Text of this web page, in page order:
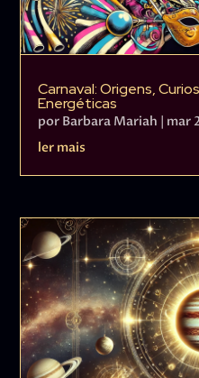
Carnaval: Origens,
Energéticas
por Barbara Mariah | mar
ler mais